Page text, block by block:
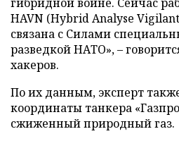
HAVN (Hybrid Analyse
связана с Силами
разведкой НАТО», –
хакеров.
По их данным, эксперт
координаты танкера
сжиженный природный газ.